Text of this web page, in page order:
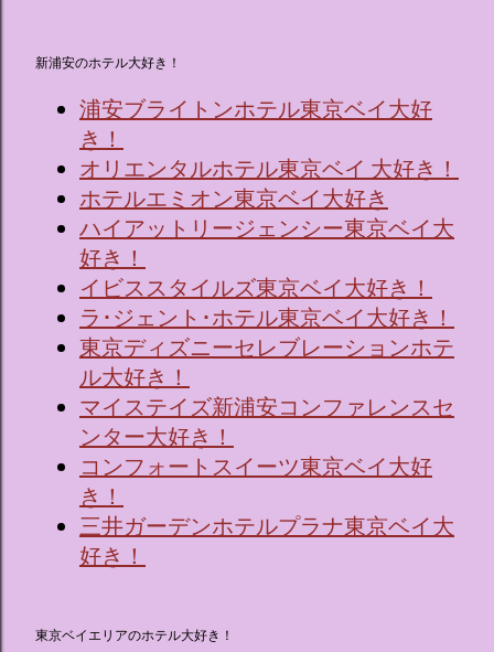
新浦安のホテル大好き！
浦安ブライトンホテル東京ベイ大好
き！
オリエンタルホテル東京ベイ 大好き！
ホテルエミオン東京ベイ大好き
ハイアットリージェンシー東京ベイ大
好き！
イビススタイルズ東京ベイ大好き！
ラ･ジェント･ホテル東京ベイ大好き！
東京ディズニーセレブレーションホテ
ル大好き！
マイステイズ新浦安コンファレンスセ
ンター大好き！
コンフォートスイーツ東京ベイ大好
き！
三井ガーデンホテルプラナ東京ベイ大
好き！
東京ベイエリアのホテル大好き！